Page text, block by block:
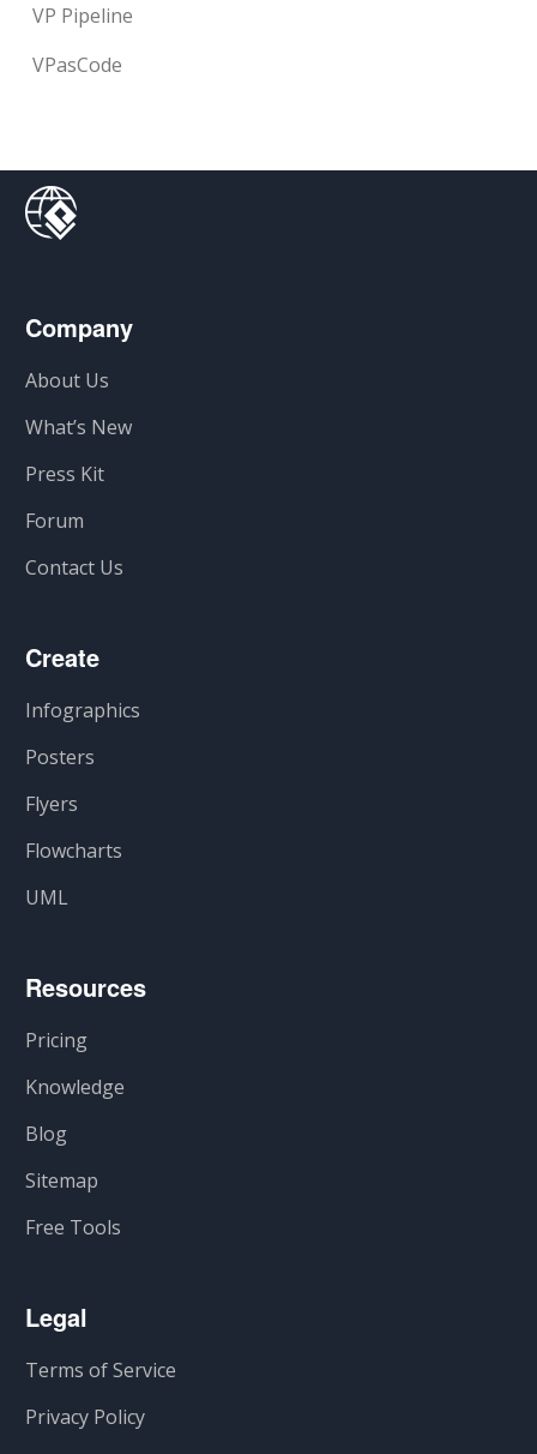
VP Pipeline
VPasCode
Company
About Us
What’s New
Press Kit
Forum
Contact Us
Create
Infographics
Posters
Flyers
Flowcharts
UML
Resources
Pricing
Knowledge
Blog
Sitemap
Free Tools
Legal
Terms of Service
Privacy Policy